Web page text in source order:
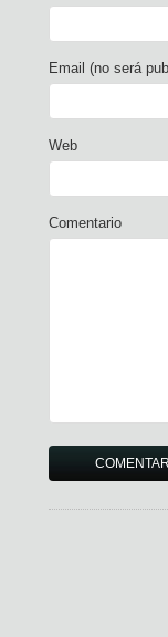
Email (no será
Web
Comentario